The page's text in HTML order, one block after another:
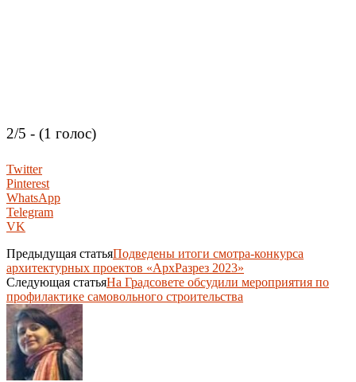
2/5 - (1 голос)
Twitter
Pinterest
WhatsApp
Telegram
VK
Предыдущая статьяПодведены итоги смотра-конкурса
архитектурных проектов «АрхРазрез 2023»
Следующая статьяНа Градсовете обсудили мероприятия по
профилактике самовольного строительства